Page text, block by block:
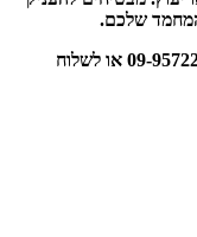
המחמד שלכם.
מוזמנים להתקשר אלינו להתייעצות בטלפון 09-9572267 או לשלוח